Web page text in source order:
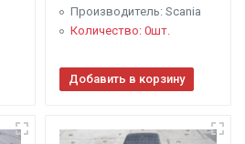
Производитель: Scania
Количество: 0шт.
Добавить в корзину